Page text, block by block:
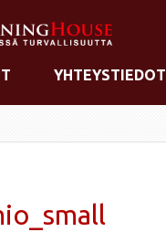
YHTEYSTIEDOT